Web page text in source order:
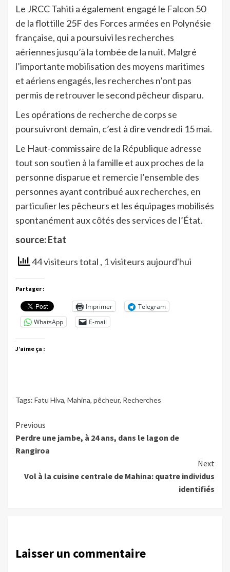
Le JRCC Tahiti a également engagé le Falcon 50
de la flottille 25F des Forces armées en Polynésie
française, qui a poursuivi les recherches
aériennes jusqu’à la tombée de la nuit. Malgré
l’importante mobilisation des moyens maritimes
et aériens engagés, les recherches n’ont pas
permis de retrouver le second pêcheur disparu.
Les opérations de recherche de corps se
poursuivront demain, c’est à dire vendredi 15 mai.
Le Haut-commissaire de la République adresse
tout son soutien à la famille et aux proches de la
personne disparue et remercie l’ensemble des
personnes ayant contribué aux recherches, en
particulier les pêcheurs et les équipages mobilisés
spontanément aux côtés des services de l’État.
source: Etat
44 visiteurs total , 1 visiteurs aujourd'hui
Partager :
Imprimer
Telegram
WhatsApp
E-mail
J’aime ça :
Tags: Fatu Hiva, Mahina, pêcheur, Recherches
Continue
Reading
Previous
Perdre une jambe, à 24 ans, dans le lagon de
Rangiroa
Next
Vol à la cuisine centrale de Mahina: quatre individus
identifiés
Laisser un commentaire